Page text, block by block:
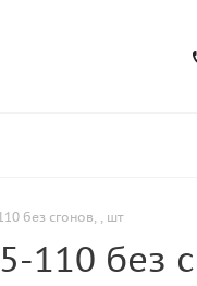
без сгонов, , шт
без